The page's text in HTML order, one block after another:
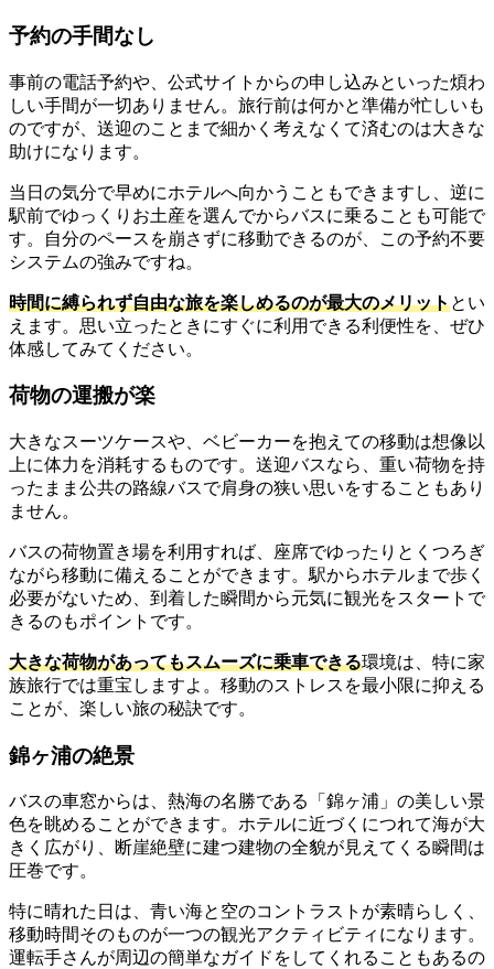
予約の手間なし
事前の電話予約や、公式サイトからの申し込みといった煩わ
しい手間が一切ありません。旅行前は何かと準備が忙しいも
のですが、送迎のことまで細かく考えなくて済むのは大きな
助けになります。
当日の気分で早めにホテルへ向かうこともできますし、逆に
駅前でゆっくりお土産を選んでからバスに乗ることも可能で
す。自分のペースを崩さずに移動できるのが、この予約不要
システムの強みですね。
時間に縛られず自由な旅を楽しめるのが最大のメリットとい
えます。思い立ったときにすぐに利用できる利便性を、ぜひ
体感してみてください。
荷物の運搬が楽
大きなスーツケースや、ベビーカーを抱えての移動は想像以
上に体力を消耗するものです。送迎バスなら、重い荷物を持
ったまま公共の路線バスで肩身の狭い思いをすることもあり
ません。
バスの荷物置き場を利用すれば、座席でゆったりとくつろぎ
ながら移動に備えることができます。駅からホテルまで歩く
必要がないため、到着した瞬間から元気に観光をスタートで
きるのもポイントです。
大きな荷物があってもスムーズに乗車できる環境は、特に家
族旅行では重宝しますよ。移動のストレスを最小限に抑える
ことが、楽しい旅の秘訣です。
錦ヶ浦の絶景
バスの車窓からは、熱海の名勝である「錦ヶ浦」の美しい景
色を眺めることができます。ホテルに近づくにつれて海が大
きく広がり、断崖絶壁に建つ建物の全貌が見えてくる瞬間は
圧巻です。
特に晴れた日は、青い海と空のコントラストが素晴らしく、
移動時間そのものが一つの観光アクティビティになります。
運転手さんが周辺の簡単なガイドをしてくれることもあるの